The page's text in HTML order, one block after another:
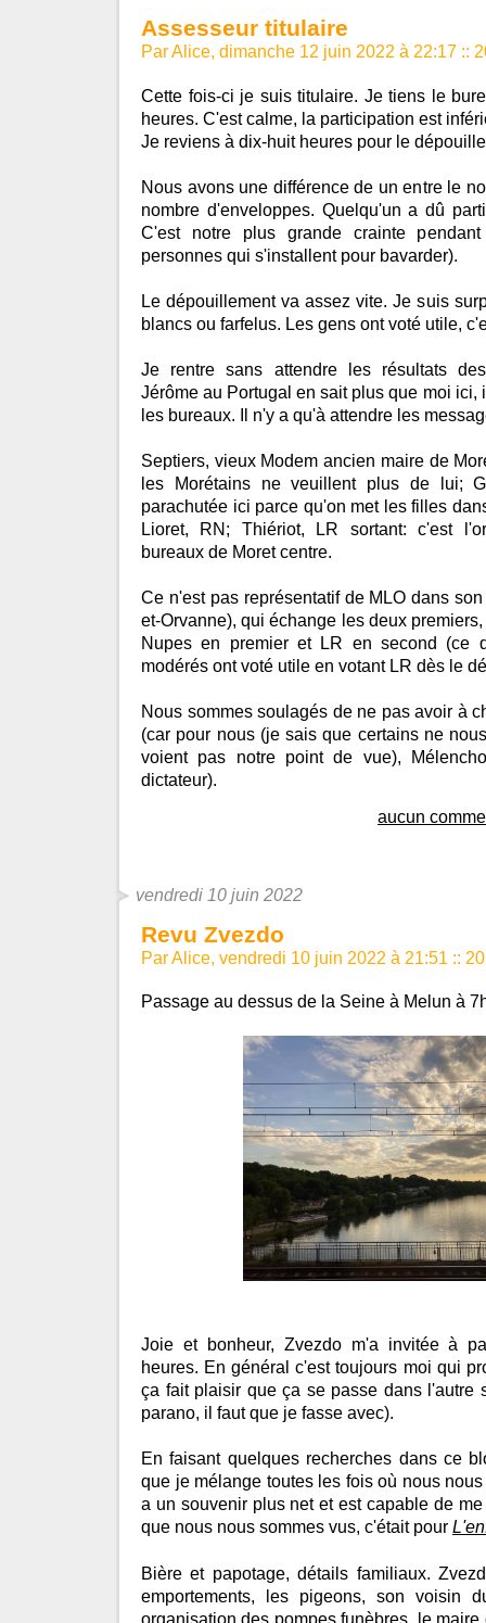
Assesseur titulaire
Par Alice, dimanche 12 juin 2022 à 22:17 ::
Cette fois-ci je suis titulaire. Je tiens le
heures. C'est calme, la participation est
Je reviens à dix-huit heures pour le
Nous avons une différence de un entre le
nombre d'enveloppes. Quelqu'un a dû
C'est notre plus grande crainte
personnes qui s'installent pour bavarder).
Le dépouillement va assez vite. Je suis
blancs ou farfelus. Les gens ont voté utile,
Je rentre sans attendre les résultats
Jérôme au Portugal en sait plus que moi ici,
les bureaux. Il n'y a qu'à attendre les
Septiers, vieux Modem ancien maire de
les Morétains ne veuillent plus de lui;
parachutée ici parce qu'on met les filles
Lioret, RN; Thiériot, LR sortant: c'est
bureaux de Moret centre.
Ce n'est pas représentatif de MLO dans
et-Orvanne), qui échange les deux
Nupes en premier et LR en second (ce
modérés ont voté utile en votant LR dès le
Nous sommes soulagés de ne pas avoir à
(car pour nous (je sais que certains ne
voient pas notre point de vue),
dictateur).
aucun
vendredi 10 juin 2022
Revu Zvezdo
Par Alice, vendredi 10 juin 2022 à 21:51 ::
Passage au dessus de la Seine à Melun à
Joie et bonheur, Zvezdo m'a invitée à
heures. En général c'est toujours moi qui
ça fait plaisir que ça se passe dans l'autre
parano, il faut que je fasse avec).
En faisant quelques recherches dans ce
que je mélange toutes les fois où nous
a un souvenir plus net et est capable de
que nous nous sommes vus, c'était pour
Bière et papotage, détails familiaux.
emportements, les pigeons, son voisin